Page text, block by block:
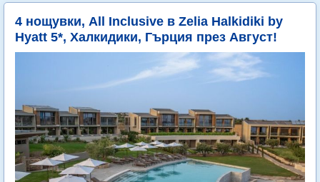
4 нощувки, All Inclusive в Zelia Halkidiki by
Hyatt 5*, Халкидики, Гърция през Август!